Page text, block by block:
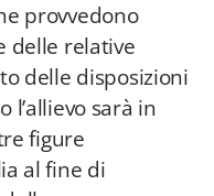
provvedono
delle relative
delle disposizioni
l’allievo sarà in
figure
al fine di